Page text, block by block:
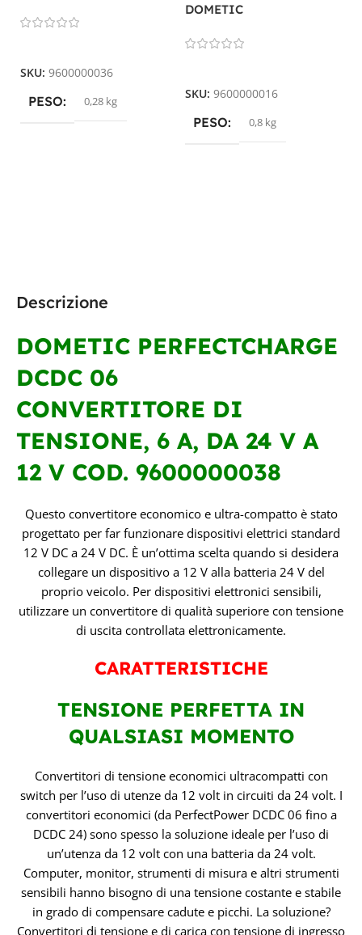
Descrizione
DOMETIC PERFECTCHARGE
DCDC 06
CONVERTITORE DI
TENSIONE, 6 A, DA 24 V A
12 V COD. 9600000038
Questo convertitore economico e ultra-compatto è stato
progettato per far funzionare dispositivi elettrici standard
12 V DC a 24 V DC. È un’ottima scelta quando si desidera
collegare un dispositivo a 12 V alla batteria 24 V del
proprio veicolo. Per dispositivi elettronici sensibili,
utilizzare un convertitore di qualità superiore con tensione
di uscita controllata elettronicamente.
CARATTERISTICHE
TENSIONE PERFETTA IN
QUALSIASI MOMENTO
Convertitori di tensione economici ultracompatti con
switch per l’uso di utenze da 12 volt in circuiti da 24 volt. I
convertitori economici (da PerfectPower DCDC 06 fino a
DCDC 24) sono spesso la soluzione ideale per l’uso di
un’utenza da 12 volt con una batteria da 24 volt.
Computer, monitor, strumenti di misura e altri strumenti
sensibili hanno bisogno di una tensione costante e stabile
in grado di compensare cadute e picchi. La soluzione?
Convertitori di tensione e di carica con tensione di ingresso
SKU: 9600000036
PESO 0,28 kg
DOMETIC
SKU: 9600000016
PESO 0,8 kg